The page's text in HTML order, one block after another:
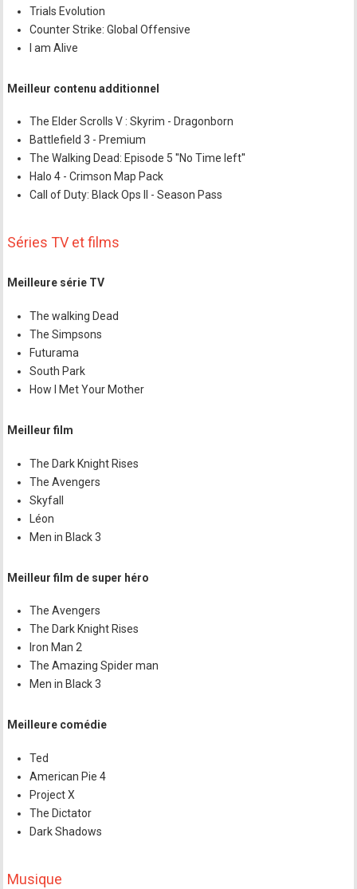
Trials Evolution
Counter Strike: Global Offensive
I am Alive
Meilleur contenu additionnel
The Elder Scrolls V : Skyrim - Dragonborn
Battlefield 3 - Premium
The Walking Dead: Episode 5 ''No Time left''
Halo 4 - Crimson Map Pack
Call of Duty: Black Ops II - Season Pass
Séries TV et films
Meilleure série TV
The walking Dead
The Simpsons
Futurama
South Park
How I Met Your Mother
Meilleur film
The Dark Knight Rises
The Avengers
Skyfall
Léon
Men in Black 3
Meilleur film de super héro
The Avengers
The Dark Knight Rises
Iron Man 2
The Amazing Spider man
Men in Black 3
Meilleure comédie
Ted
American Pie 4
Project X
The Dictator
Dark Shadows
Musique